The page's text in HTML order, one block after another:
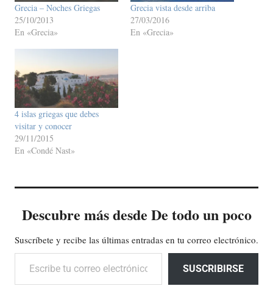
Grecia – Noches Griegas
25/10/2013
En «Grecia»
Grecia vista desde arriba
27/03/2016
En «Grecia»
4 islas griegas que debes
visitar y conocer
29/11/2015
En «Condé Nast»
Descubre más desde De todo un poco
Suscríbete y recibe las últimas entradas en tu correo electrónico.
Escribe tu correo electrónico…
SUSCRIBIRSE